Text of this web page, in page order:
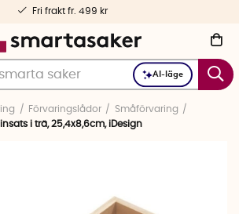
AI-läge
Fri frakt fr. 499 kr
Förvaringslådor
Småförvaring
i trä, 25,4x8,6cm, iDesign